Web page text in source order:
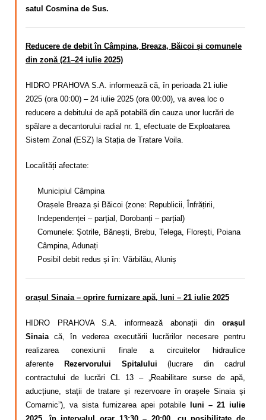
satul Cosmina de Sus.
Reducere de debit în Câmpina, Breaza, Băicoi și comunele
din zonă (21–24 iulie 2025)
HIDRO PRAHOVA S.A. informează că, în perioada 21 iulie
2025 (ora 00:00) – 24 iulie 2025 (ora 00:00), va avea loc o
reducere a debitului de apă potabilă din cauza unor lucrări de
spălare a decantorului radial nr. 1, efectuate de Exploatarea
Sistem Zonal (ESZ) la Stația de Tratare Voila.
Localități afectate:
Municipiul Câmpina
Orașele Breaza și Băicoi (zone: Republicii, Înfrățirii,
Independenței – parțial, Dorobanți – parțial)
Comunele: Șotrile, Bănești, Brebu, Telega, Florești, Poiana
Câmpina, Adunați
Posibil debit redus și în: Vărbilău, Aluniș
orașul Sinaia – oprire furnizare apă, luni – 21 iulie 2025
HIDRO PRAHOVA S.A. informează abonații din orașul
Sinaia că, în vederea executării lucrărilor necesare pentru
realizarea conexiunii finale a circuitelor hidraulice
aferente Rezervorului Spitalului(lucrare din cadrul
contractului de lucrări CL 13 – „Reabilitare surse de apă,
aducțiune, stații de tratare și rezervoare în orașele Sinaia și
Comarnic”), va sista furnizarea apei potabile luni – 21 iulie